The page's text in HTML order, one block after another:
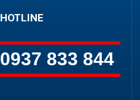
HOTLINE
0937 833 844